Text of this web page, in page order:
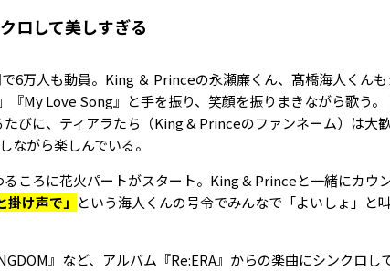
ロして美しすぎる
6万人も動員。King ＆ Princeの永瀬廉くん、髙橋海人くん
『My Love Song』と手を振り、笑顔を振りまきながら歌う。
びに、ティアラたち（King & Princeのファンネーム）は大
ながら楽しんでいる。
ころに花火パートがスタート。King & Princeと一緒にカウ
け声で」 という海人くんの号令でみんなで「よいしょ」と
』など、アルバム『Re:ERA』からの楽曲にシンクロし